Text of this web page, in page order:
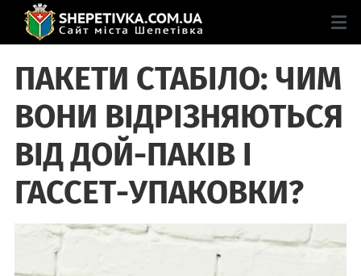
ПАКЕТИ СТАБІЛО: ЧИМ
ВОНИ ВІДРІЗНЯЮТЬСЯ
ВІД ДОЙ-ПАКІВ І
ГАССЕТ-УПАКОВКИ?